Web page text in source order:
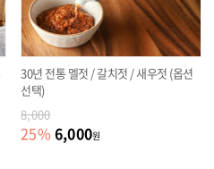
30년 전통 멜젓 / 갈치젓 / 새우젓 (옵션
선택)
8,000
25% 6,000원